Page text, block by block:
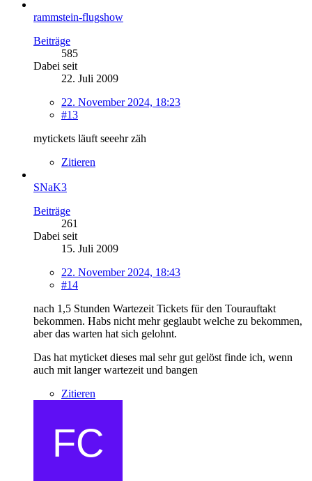
rammstein-flugshow
Beiträge
585
Dabei seit
22. Juli 2009
22. November 2024, 18:23
#13
mytickets läuft seeehr zäh
Zitieren
SNaK3
Beiträge
261
Dabei seit
15. Juli 2009
22. November 2024, 18:43
#14
nach 1,5 Stunden Wartezeit Tickets für den Tourauftakt
bekommen. Habs nicht mehr geglaubt welche zu bekommen,
aber das warten hat sich gelohnt.
Das hat myticket dieses mal sehr gut gelöst finde ich, wenn
auch mit langer wartezeit und bangen
Zitieren